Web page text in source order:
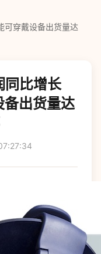
可穿戴设备出货量达
同比增长
出货量达